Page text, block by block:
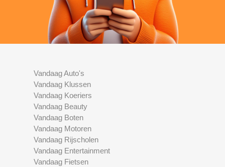
Vandaag Auto's
Vandaag Klussen
Vandaag Koeriers
Vandaag Beauty
Vandaag Boten
Vandaag Motoren
Vandaag Rijscholen
Vandaag Entertainment
Vandaag Fietsen